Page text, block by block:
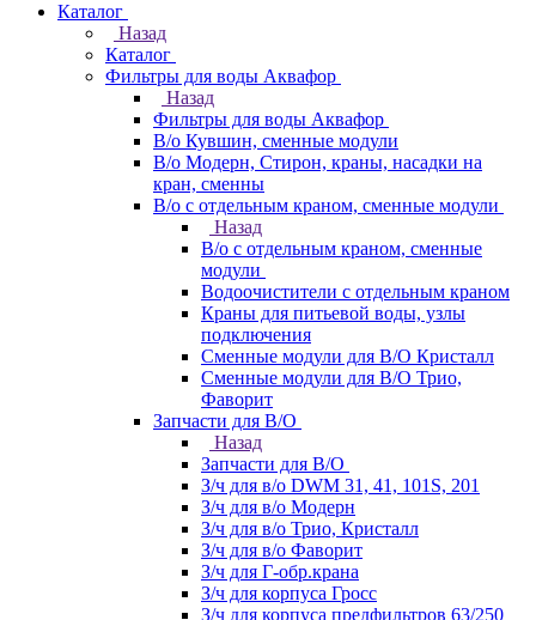
Каталог
Назад
Каталог
Фильтры для воды Аквафор
Назад
Фильтры для воды Аквафор
В/о Кувшин, сменные модули
В/о Модерн, Стирон, краны, насадки на
кран, сменны
В/о с отдельным краном, сменные модули
Назад
В/о с отдельным краном, сменные
модули
Водоочистители с отдельным краном
Краны для питьевой воды, узлы
подключения
Сменные модули для В/О Кристалл
Сменные модули для В/О Трио,
Фаворит
Запчасти для В/О
Назад
Запчасти для В/О
З/ч для в/о DWM 31, 41, 101S, 201
З/ч для в/о Модерн
З/ч для в/о Трио, Кристалл
З/ч для в/о Фаворит
З/ч для Г-обр.крана
З/ч для корпуса Гросс
З/ч для корпуса предфильтров 63/250